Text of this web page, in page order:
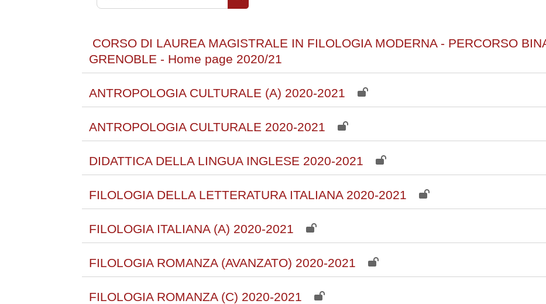
CORSO DI LAUREA MAGISTRALE IN FILOLOGIA MODERNA - PERCORSO
GRENOBLE - Home page 2020/21
ANTROPOLOGIA CULTURALE (A) 2020-2021
ANTROPOLOGIA CULTURALE 2020-2021
DIDATTICA DELLA LINGUA INGLESE 2020-2021
FILOLOGIA DELLA LETTERATURA ITALIANA 2020-2021
FILOLOGIA ITALIANA (A) 2020-2021
FILOLOGIA ROMANZA (AVANZATO) 2020-2021
FILOLOGIA ROMANZA (C) 2020-2021